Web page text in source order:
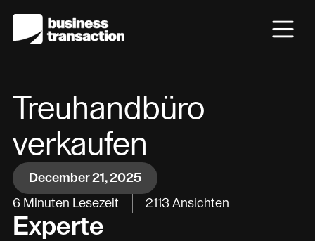
Treuhandbüro
verkaufen
December 21, 2025
6 Minuten Lesezeit 2113 Ansichten
Experte